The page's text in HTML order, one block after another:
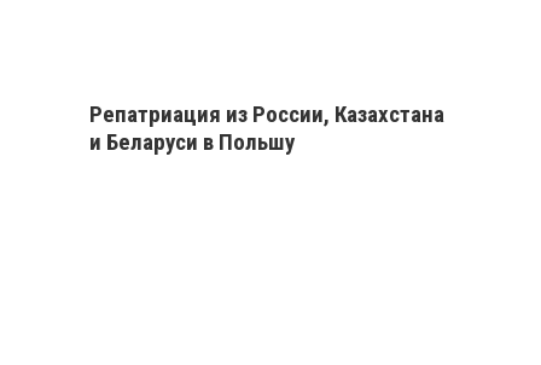
Репатриация из России, Казахстана
и Беларуси в Польшу